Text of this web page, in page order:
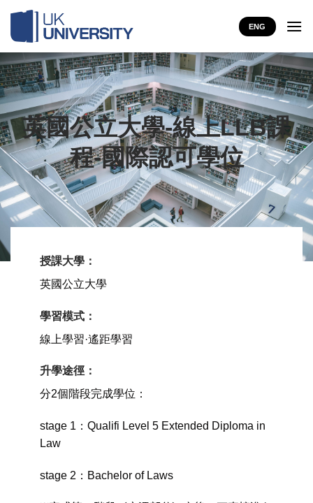
content
ENG
英國公立大學-線上LLB課
程-國際認可學位
授課大學：
英國公立大學
學習模式：
線上學習·遙距學習
升學途徑：
分2個階段完成學位：
stage 1：Qualifi Level 5 Extended Diploma in
Law
stage 2：Bachelor of Laws